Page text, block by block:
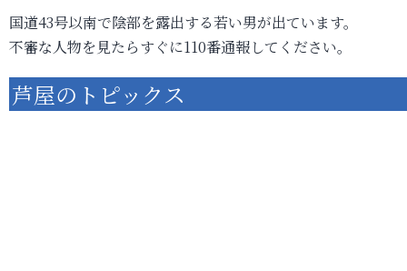
国道43号以南で陰部を露出する若い男が出ています。
不審な人物を見たらすぐに110番通報してください。
芦屋のトピックス